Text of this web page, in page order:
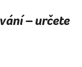
– určete